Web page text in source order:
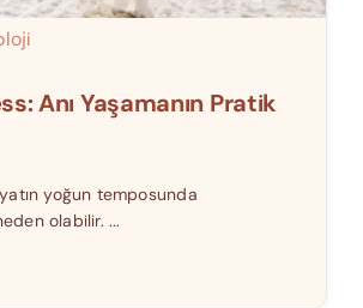
Anı Yaşamanın Pratik
yoğun temposunda
olabilir. ...